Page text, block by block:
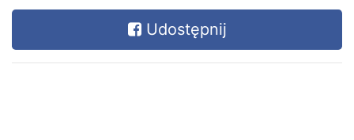
Udostępnij